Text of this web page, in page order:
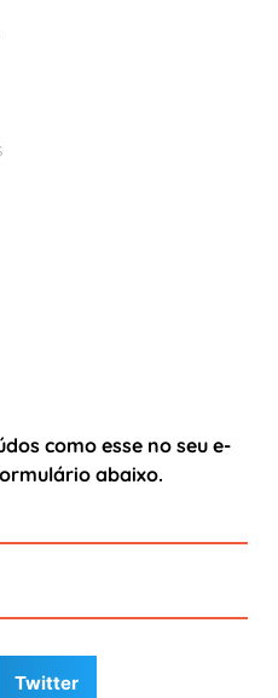
como esse no seu e-
abaixo.
Twitter